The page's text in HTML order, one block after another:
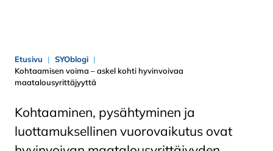
Etusivu
SYOblogi
Kohtaamisen voima – askel kohti hyvinvoivaa
maatalousyrittäjyyttä
Kohtaaminen, pysähtyminen ja
luottamuksellinen vuorovaikutus ovat